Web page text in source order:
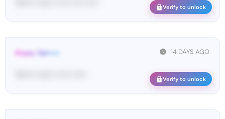
Verify to unlock
14 DAYS AGO
From: Tel•••••
Verify to unlock